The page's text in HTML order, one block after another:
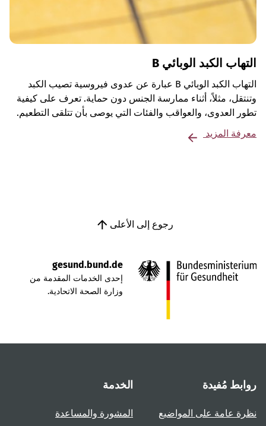
التهاب الكبد الوبائي B
التهاب الكبد الوبائي B عبارة عن عدوى فيروسية تصيب الكبد
وتنتقل، مثلاً، أثناء ممارسة الجنس دون حماية. تعرف على كيفية
تطور العدوى، والعواقب والفئات التي يوصى بأن تتلقى التطعيم.
معرفة المزيد
رجوع إلى الأعلى
gesund.bund.de
إحدى الخدمات المقدمة من
وزارة الصحة الاتحادية.
روابط مُفيدة
نظرة عامة على المواضيع
الخدمة
المشورة والمساعدة